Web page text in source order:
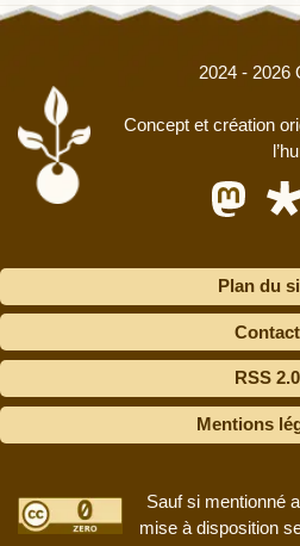
2024 - 2026
Concept et création
Plan du
Contact
RSS 2.0
Mentions
Sauf si mentionné
mise à disposition